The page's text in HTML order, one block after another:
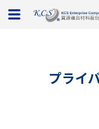
プライ